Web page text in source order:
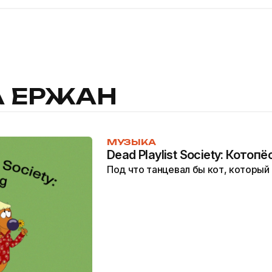
ЕРЖАН
МУЗЫКА
Dead Playlist Society:
Под что танцевал бы кот, который